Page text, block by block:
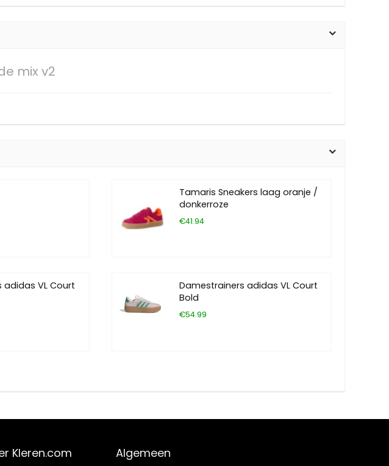
mix v2
Tamaris Sneakers laag oranje /
donkerroze
€41.94
adidas VL Court
Damestrainers adidas VL Court
Bold
€54.99
Kleren.com Algemeen